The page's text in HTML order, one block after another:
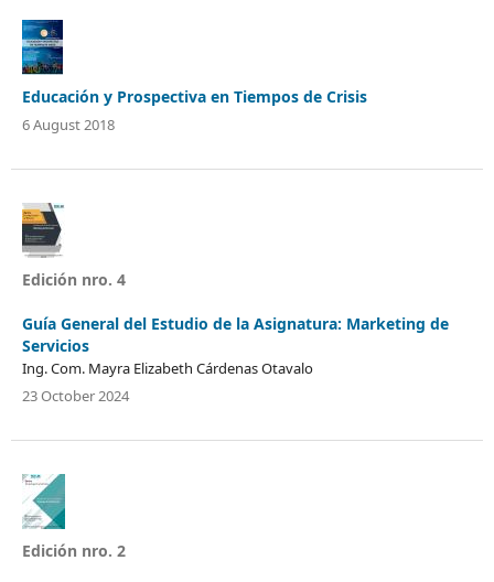
Educación y Prospectiva en Tiempos de Crisis
6 August 2018
Edición nro. 4
Guía General del Estudio de la Asignatura: Marketing de
Servicios
Ing. Com. Mayra Elizabeth Cárdenas Otavalo
23 October 2024
Edición nro. 2